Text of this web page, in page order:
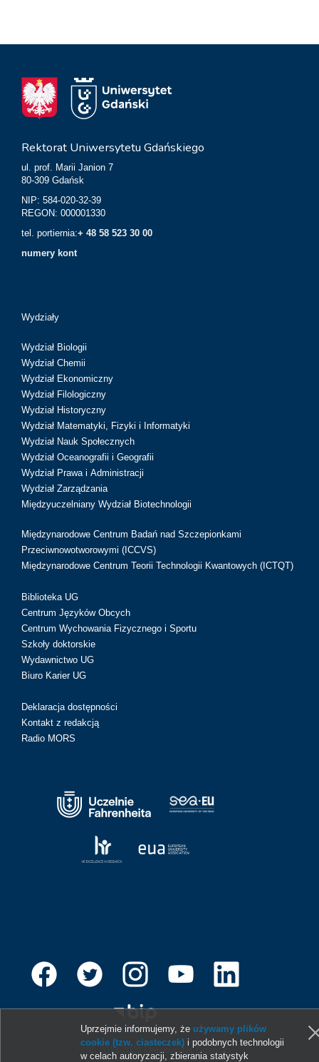
Rektorat Uniwersytetu Gdańskiego
ul. prof. Marii Janion 7
80-309 Gdańsk
NIP: 584-020-32-39
REGON: 000001330
tel. portiernia:+ 48 58 523 30 00
numery kont
Wydziały
Wydział Biologii
Wydział Chemii
Wydział Ekonomiczny
Wydział Filologiczny
Wydział Historyczny
Wydział Matematyki, Fizyki i Informatyki
Wydział Nauk Społecznych
Wydział Oceanografii i Geografii
Wydział Prawa i Administracji
Wydział Zarządzania
Międzyuczelniany Wydział Biotechnologii
Międzynarodowe Centrum Badań nad Szczepionkami
Przeciwnowotworowymi (ICCVS)
Międzynarodowe Centrum Teorii Technologii Kwantowych (ICTQT)
Biblioteka UG
Centrum Języków Obcych
Centrum Wychowania Fizycznego i Sportu
Szkoły doktorskie
Wydawnictwo UG
Biuro Karier UG
Deklaracja dostępności
Kontakt z redakcją
Radio MORS
© 2013-2026 Uniwersytet Gdański
Uprzejmie informujemy, że używamy plików
cookie (tzw. ciasteczek) i podobnych technologii
w celach autoryzacji, zbierania statystyk